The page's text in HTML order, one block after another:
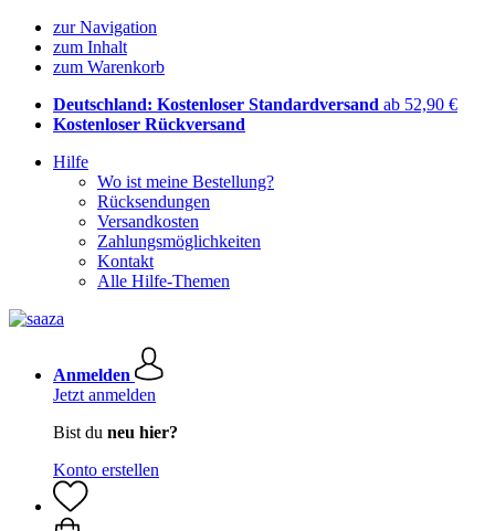
zur Navigation
zum Inhalt
zum Warenkorb
Deutschland: Kostenloser Standardversand ab 52,90 €
Kostenloser Rückversand
Hilfe
Wo ist meine Bestellung?
Rücksendungen
Versandkosten
Zahlungsmöglichkeiten
Kontakt
Alle Hilfe-Themen
Anmelden
Jetzt anmelden
Bist du neu hier?
Konto erstellen